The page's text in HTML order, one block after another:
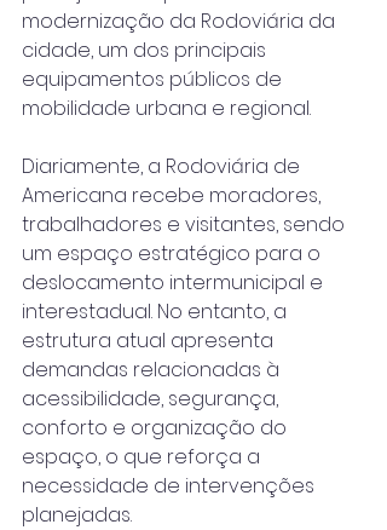
modernização da Rodoviária da
cidade, um dos principais
equipamentos públicos de
mobilidade urbana e regional.
Diariamente, a Rodoviária de
Americana recebe moradores,
trabalhadores e visitantes, sendo
um espaço estratégico para o
deslocamento intermunicipal e
interestadual. No entanto, a
estrutura atual apresenta
demandas relacionadas à
acessibilidade, segurança,
conforto e organização do
espaço, o que reforça a
necessidade de intervenções
planejadas.